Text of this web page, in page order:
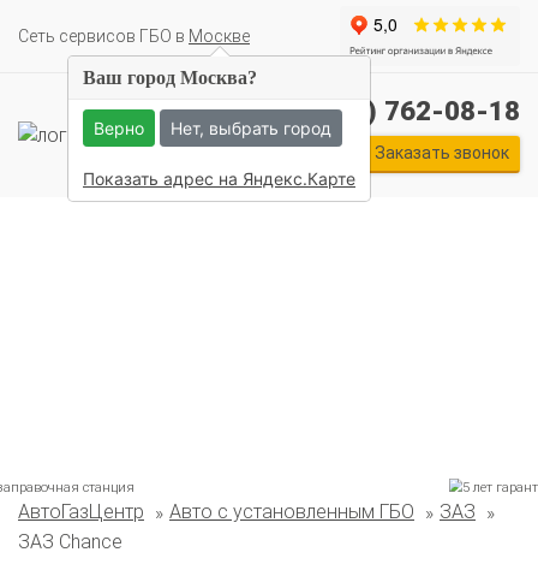
Cеть сервисов ГБО в Москве
Комплекты ГБО на иномарки:
+7 (495) 762-08-18
Заказать звонок
АвтоГазЦентр Авто с установленным ГБО
ЗАЗ
ЗАЗ Chance
Ваш город Москва?
Верно Нет, выбрать город
Показать адрес на Яндекс.Карте